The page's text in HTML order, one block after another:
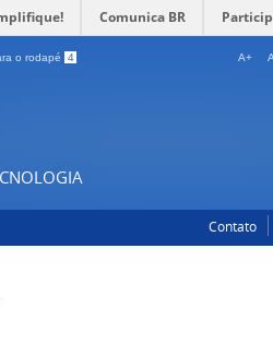
Comunica BR
o rodapé 4 A+ A
Contato